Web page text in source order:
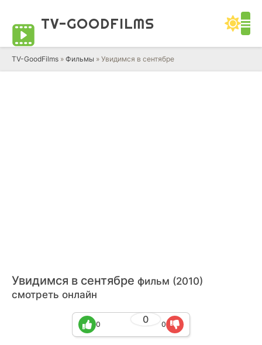
TV-GOODFILMS
TV-GoodFilms » Фильмы » Увидимся в сентябре
Увидимся в сентябре фильм (2010)
смотреть онлайн
0
0 0